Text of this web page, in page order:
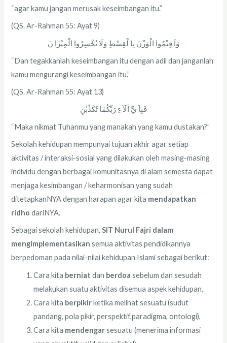
“agar kamu jangan merusak keseimbangan itu.”
(QS. Ar-Rahman 55: Ayat 9)
وَاَ قِيْمُوا الْوَزْنَ بِا لْقِسْطِ وَلَا تُخْسِرُوا الْمِيْزَا نَ
“Dan tegakkanlah keseimbangan itu dengan adil dan janganlah
kamu mengurangi keseimbangan itu.”
(QS. Ar-Rahman 55: Ayat 13)
فَبِاَ يِّ اٰلَآ ءِ رَبِّكُمَا تُكَذِّبٰنِ
“Maka nikmat Tuhanmu yang manakah yang kamu dustakan?”
Sekolah kehidupan mempunyai tujuan akhir agar setiap
aktivitas / interaksi-sosial yang dilakukan oleh masing-masing
individu dengan berbagai komunitasnya di alam semesta dapat
menjaga kesimbangan / keharmonisan yang sudah
ditetapkanNYA dengan harapan agar kita mendapatkan
ridho dariNYA.
Sebagai sekolah kehidupan,SIT Nurul Fajri dalam
mengimplementasikan semua aktivitas pendidikannya
berpedoman pada nilai-nilai kehidupan Islami sebagai berikut:
Cara kita berniat dan berdoa sebelum dan sesudah
melakukan suatu aktivitas disemua aspek kehidupan,
Cara kita berpikirketika melihat sesuatu (sudut
pandang, pola pikir, perspektif,paradigma, ontologi),
Cara kita mendengarsesuatu (menerima informasi